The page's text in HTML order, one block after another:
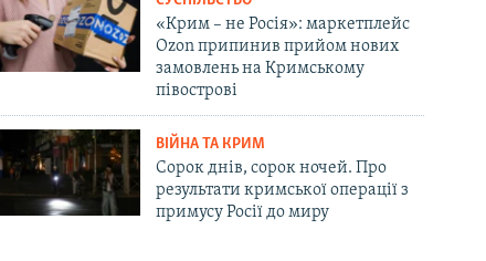
«Крим – не Росія»: маркетплейс
Ozon припинив прийом нових
замовлень на Кримському
півострові
ВІЙНА ТА КРИМ
Сорок днів, сорок ночей. Про
результати кримської операції з
примусу Росії до миру